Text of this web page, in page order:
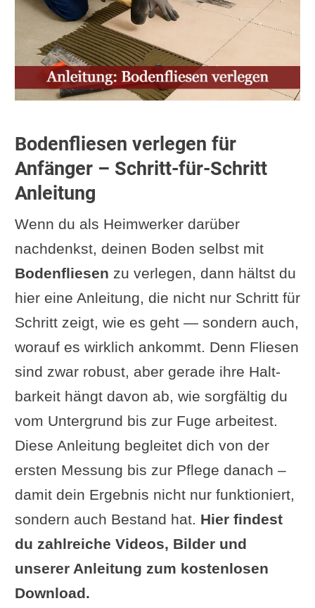
Bodenfliesen verlegen für
Anfänger – Schritt-für-Schritt
Anleitung
Wenn du als Heimwerker darüber
nachdenkst, deinen Boden selbst mit
Bodenfliesen zu verlegen, dann hältst du
hier eine Anleitung, die nicht nur Schritt für
Schritt zeigt, wie es geht — sondern auch,
worauf es wirklich ankommt. Denn Fliesen
sind zwar robust, aber gerade ihre Halt­
barkeit hängt davon ab, wie sorgfältig du
vom Untergrund bis zur Fuge arbeitest.
Diese Anleitung begleitet dich von der
ersten Messung bis zur Pflege danach –
damit dein Ergebnis nicht nur funktioniert,
sondern auch Bestand hat. Hier findest
du zahlreiche Videos, Bilder und
unserer Anleitung zum kostenlosen
Download.